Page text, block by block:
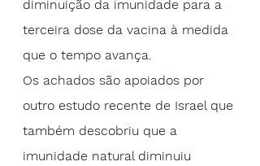
diminuição da imunidade para a
terceira dose da vacina à medida
que o tempo avança.
Os achados são apoiados por
outro estudo recente de Israel que
também descobriu que a
imunidade natural diminuiu